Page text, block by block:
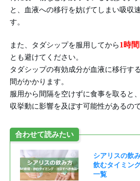
と、血液への移行を妨げてしまい吸収
す。
また、タダシップを服用してから1時
とも避けてください。
タダシップの有効成分が血液に移行す
間がかかります。
服用から間隔を空けずに食事を取ると
収挙動に影響を及ぼす可能性があるので
合わせて読みたい
シアリスの飲
飲むタイミン
一覧